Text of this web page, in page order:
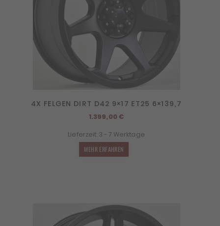
4X FELGEN DIRT D42 9×17 ET25 6×139,7
1.399,00€
Lieferzeit: 3 - 7 Werktage
MEHR ERFAHREN